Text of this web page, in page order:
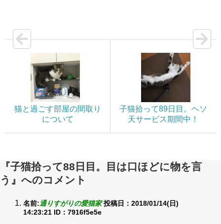
猫と過ごす部屋の間取り
について
子猫拾って89日目。ヘソ
天サービス期間中！
『子猫拾って88日目。目は口ほどに物を言
う』へのコメント
名前:通りすがりの愛猫家 投稿日：2018/01/14(日)
14:23:21 ID：7916f5e5e